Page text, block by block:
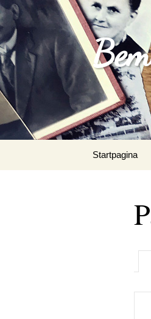
naar
Startpagina